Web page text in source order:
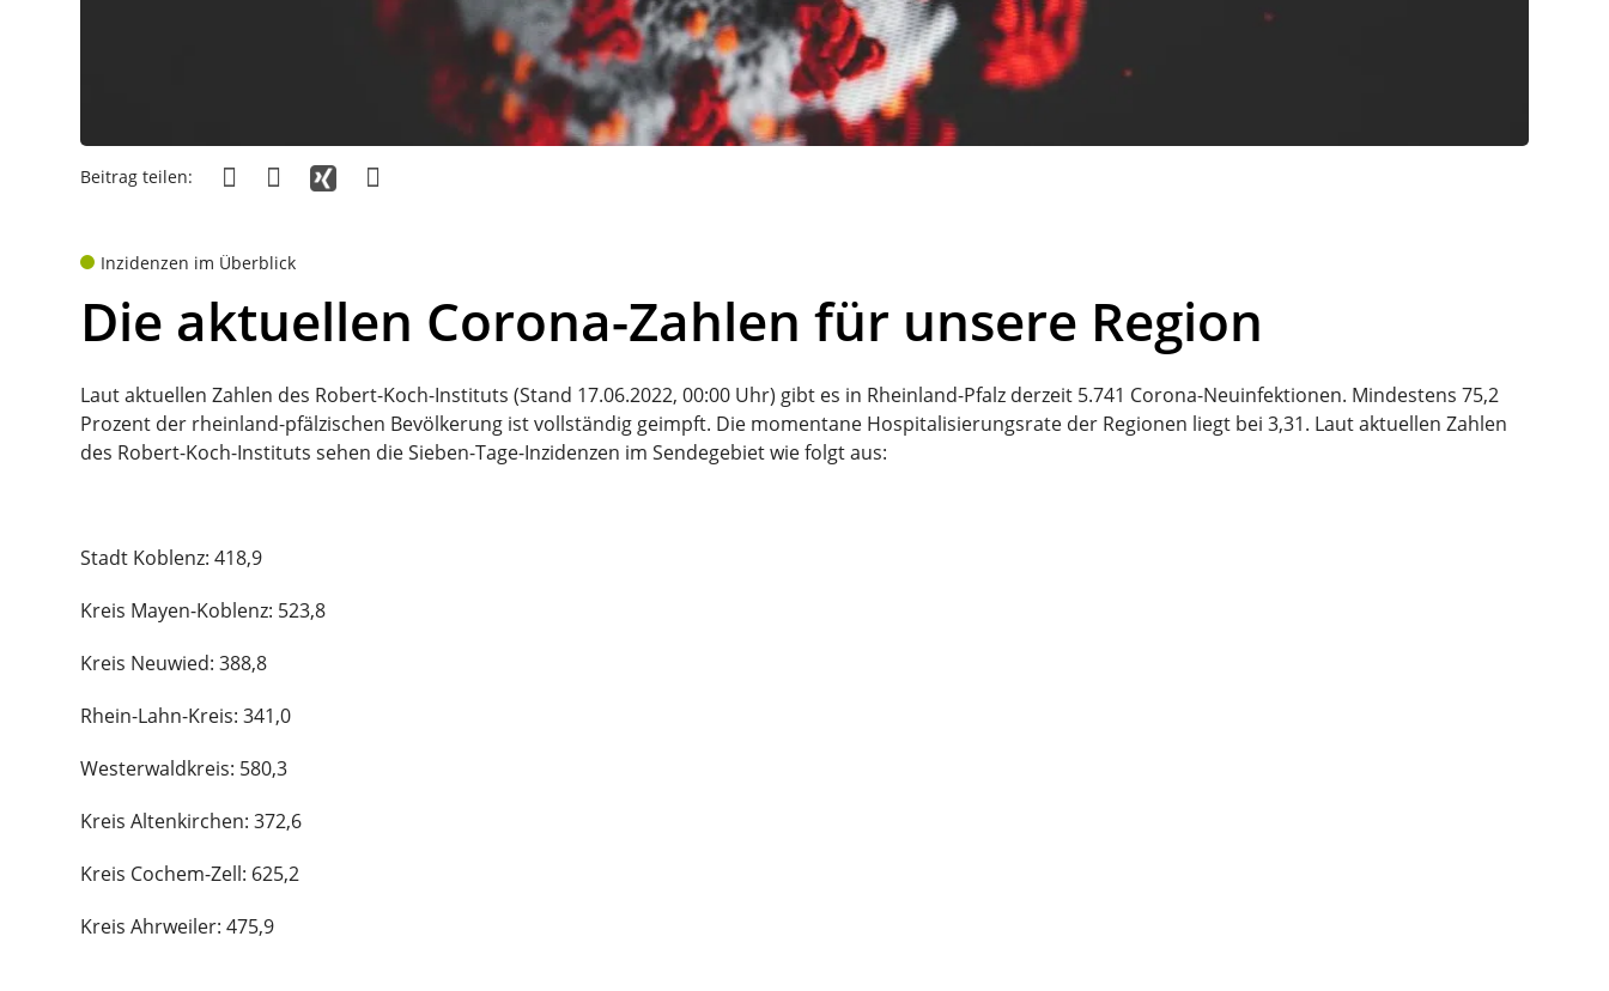
Beitrag teilen:
Inzidenzen im Überblick
Die aktuellen Corona-Zahlen für unsere Region
Laut aktuellen Zahlen des Robert-Koch-Instituts (Stand 17.06.2022, 00:00 Uhr) gibt es in Rheinland-Pfalz derzeit 5.741 Corona-Neuinfektionen. Mindestens 75,2
Prozent der rheinland-pfälzischen Bevölkerung ist vollständig geimpft. Die momentane Hospitalisierungsrate der Regionen liegt bei 3,31. Laut aktuellen Zahlen
des Robert-Koch-Instituts sehen die Sieben-Tage-Inzidenzen im Sendegebiet wie folgt aus:
Stadt Koblenz: 418,9
Kreis Mayen-Koblenz: 523,8
Kreis Neuwied: 388,8
Rhein-Lahn-Kreis: 341,0
Westerwaldkreis: 580,3
Kreis Altenkirchen: 372,6
Kreis Cochem-Zell: 625,2
Kreis Ahrweiler: 475,9